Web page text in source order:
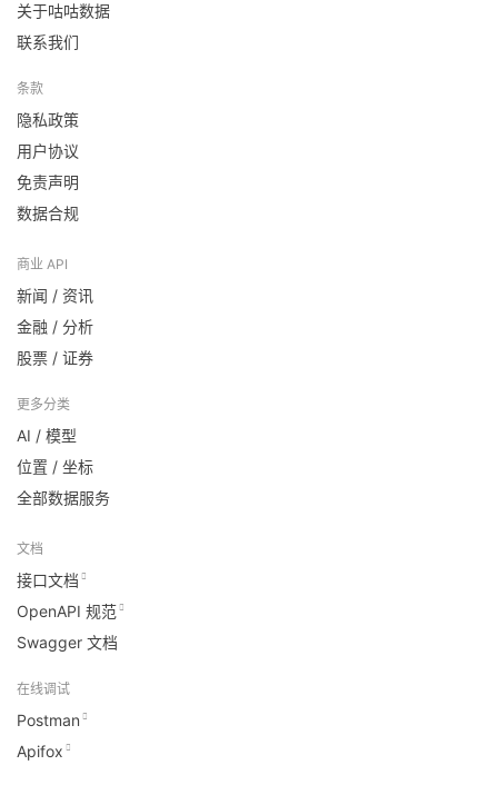
关于咕咕数据
联系我们
条款
隐私政策
用户协议
免责声明
数据合规
商业 API
新闻 / 资讯
金融 / 分析
股票 / 证券
更多分类
AI / 模型
位置 / 坐标
全部数据服务
文档
接口文档
OpenAPI 规范
Swagger 文档
在线调试
Postman
Apifox